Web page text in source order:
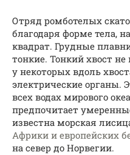
Отряд ромботелых
благодаря форме тела,
квадрат. Грудные
тонкие. Тонкий хвост
у некоторых вдоль
электрические органы.
всех водах мирового
предпочитает
известна морская
Африки и европейских
на север до Норвегии.